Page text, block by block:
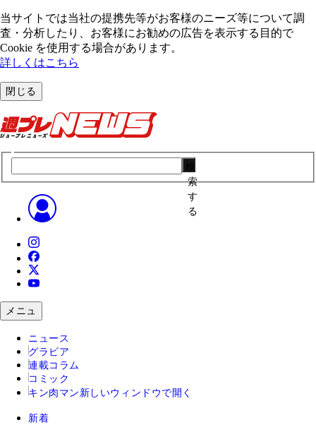
当サイトでは当社の提携先等がお客様のニーズ等について調
査・分析したり、お客様にお勧めの広告を表⽰する⽬的で
Cookie を使⽤する場合があります。
詳しくはこちら
閉じる
索
す
る
メニュ
ニュース
グラビア
連載コラム
コミック
キン肉マン 新しいウィンドウで開く
新着